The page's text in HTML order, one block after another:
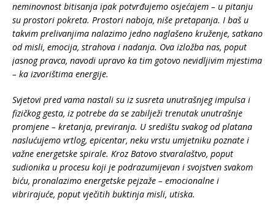
neminovnost bitisanja ipak potvrđujemo osjećajem – u pitanju
su prostori pokreta. Prostori naboja, niše pretapanja. I baš u
takvim prelivanjima nalazimo jedno naglašeno kruženje, satkano
od misli, emocija, strahova i nadanja. Ova izložba nas, poput
jasnog pravca, navodi upravo ka tim gotovo nevidljivim mjestima
– ka izvorištima energije.
Svjetovi pred vama nastali su iz susreta unutrašnjeg impulsa i
fizičkog gesta, iz potrebe da se zabilježi trenutak unutrašnje
promjene – kretanja, previranja. U središtu svakog od platana
naslućujemo vrtlog, epicentar, neku vrstu umjetniku poznate i
važne energetske spirale. Kroz Batovo stvaralaštvo, poput
sudionika u procesu koji je podrazumijevan i svojstven svakom
biću, pronalazimo energetske pejzaže – emocionalne i
vibrirajuće, poput vječitih buktinja misli, utiska.